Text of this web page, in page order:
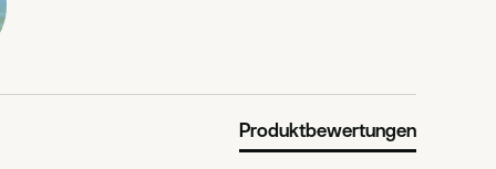
Produktbewertungen